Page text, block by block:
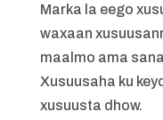
Marka la eego
waxaan
maalmo ama
Xusuusaha ku
xusuusta dhow.